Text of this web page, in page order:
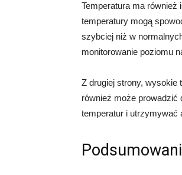
Temperatura ma również
temperatury mogą
szybciej niż w
monitorowanie poziomu
Z drugiej strony, wysokie
również może prowadzić
temperatur i utrzymywać